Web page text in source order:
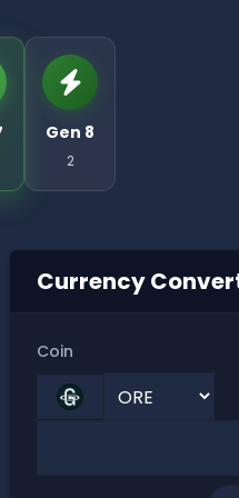
Gen 8
2
Currency
Coin